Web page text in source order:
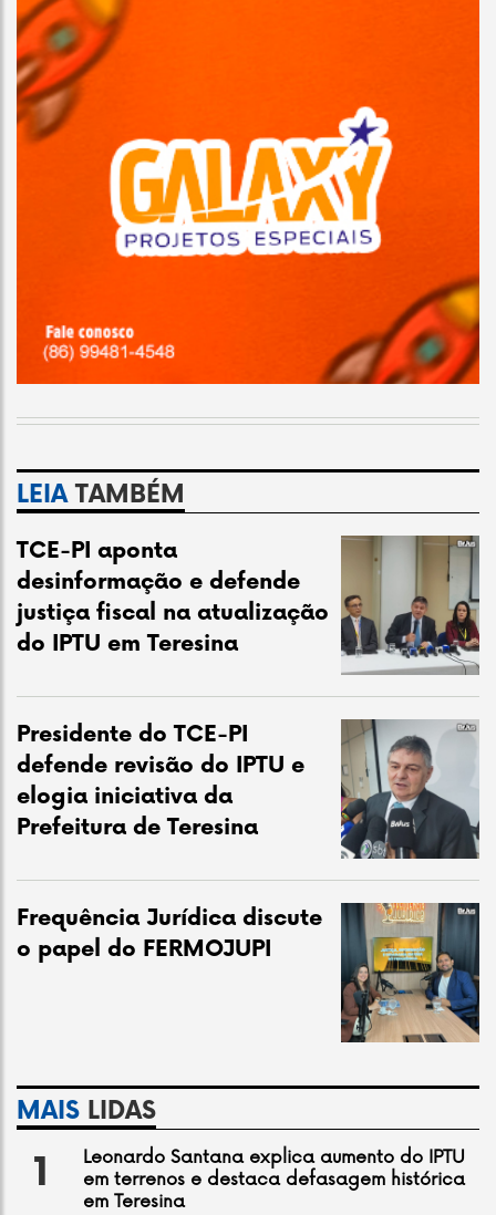
LEIATAMBÉM
TCE-PI aponta
desinformação e defende
justiça fiscal na atualização
do IPTU em Teresina
Presidente do TCE-PI
defende revisão do IPTU e
elogia iniciativa da
Prefeitura de Teresina
Frequência Jurídica discute
o papel do FERMOJUPI
MAIS LIDAS
1
Leonardo Santana explica aumento do IPTU
em terrenos e destaca defasagem histórica
em Teresina